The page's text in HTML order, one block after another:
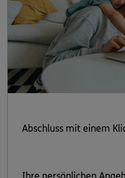
Abschluss mit einem